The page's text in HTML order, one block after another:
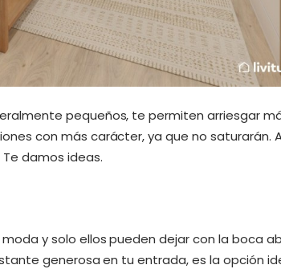
pequeños, te permiten arriesgar
con más carácter, ya que no saturarán.
damos ideas.
y solo ellos pueden dejar con la boca
generosa en tu entrada, es la opción